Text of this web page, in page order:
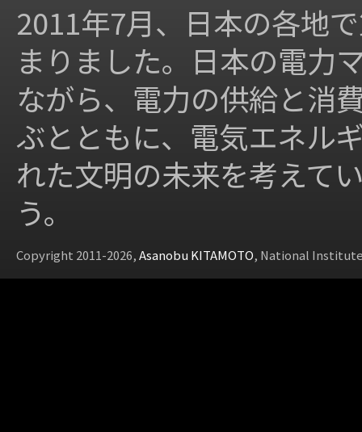
2011年7月、日本の各地
まりました。日本の電力
ながら、電力の供給と消
ぶとともに、電気エネル
れた文明の未来を考えて
う。
Copyright 2011-2026,Asanobu KITAMOTO, National